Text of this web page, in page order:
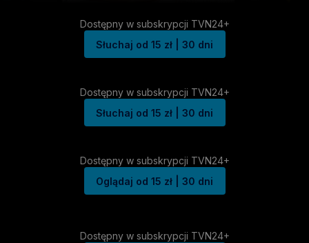
Dostępny w subskrypcji TVN24+
Słuchaj od 15 zł | 30 dni
Dostępny w subskrypcji TVN24+
Słuchaj od 15 zł | 30 dni
Dostępny w subskrypcji TVN24+
Oglądaj od 15 zł | 30 dni
Dostępny w subskrypcji TVN24+